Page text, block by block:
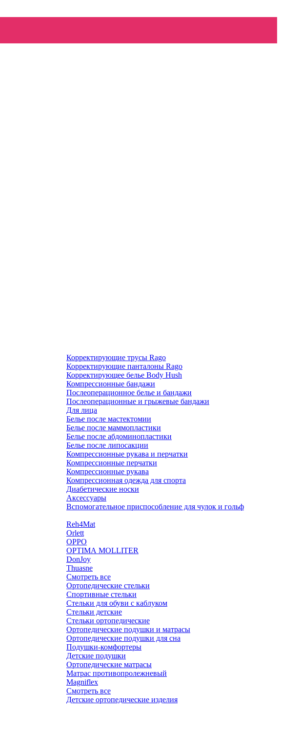
Корректирующие трусы Rago
Корректирующие панталоны Rago
Корректирующее белье Body Hush
Компрессионные бандажи
Послеоперационное белье и бандажи
Послеоперационные и грыжевые бандажи
Для лица
Белье после мастектомии
Белье после маммопластики
Белье после абдоминопластики
Белье после липосакции
Компрессионные рукава и перчатки
Компрессионные перчатки
Компрессионные рукава
Компрессионная одежда для спорта
Диабетические носки
Аксессуары
Вспомогательное приспособление для чулок и гольф
Reh4Mat
Orlett
OPPO
OPTIMA MOLLITER
DonJoy
Thuasne
Смотреть все
Ортопедические стельки
Спортивные стельки
Стельки для обуви с каблуком
Стельки детские
Стельки ортопедические
Ортопедические подушки и матрасы
Ортопедические подушки для сна
Подушки-комфортеры
Детские подушки
Ортопедические матрасы
Матрас противопролежневый
Magniflex
Смотреть все
Детские ортопедические изделия